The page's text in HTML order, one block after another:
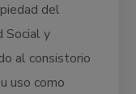
del
Social y
al consistorio
uso como